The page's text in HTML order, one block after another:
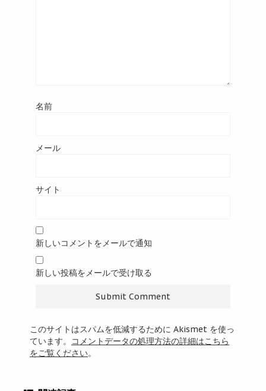
名前
メール
サイト
新しいコメントをメールで通知
新しい投稿をメールで受け取る
このサイトはスパムを低減するために Akismet を使っ
ています。
コメントデータの処理方法の詳細はこちら
をご覧ください。